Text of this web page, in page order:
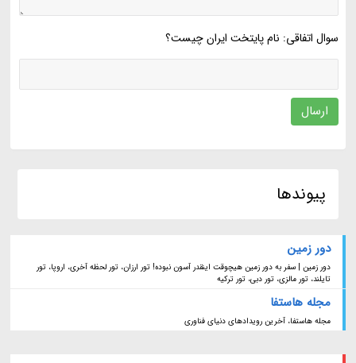
سوال اتفاقی: نام پایتخت ایران چیست؟
ارسال
پیوندها
دور زمین
دور زمین | سفر به دور زمین هیچوقت اینقدر آسون نبوده! تور ارزان، تور لحظه آخری، اروپا، تور
تایلند، تور مالزی، تور دبی، تور ترکیه
مجله هاستفا
مجله هاستفا، آخرین رویدادهای دنیای فناوری